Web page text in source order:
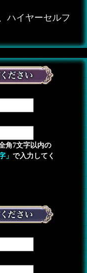
ハイヤーセルフ
角7文字以内の
」で入力してく